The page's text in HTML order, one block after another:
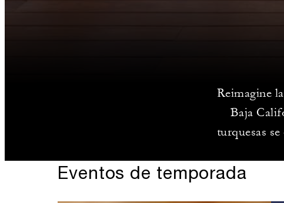
Reimagine
Baja
turquesas
Eventos de temporada